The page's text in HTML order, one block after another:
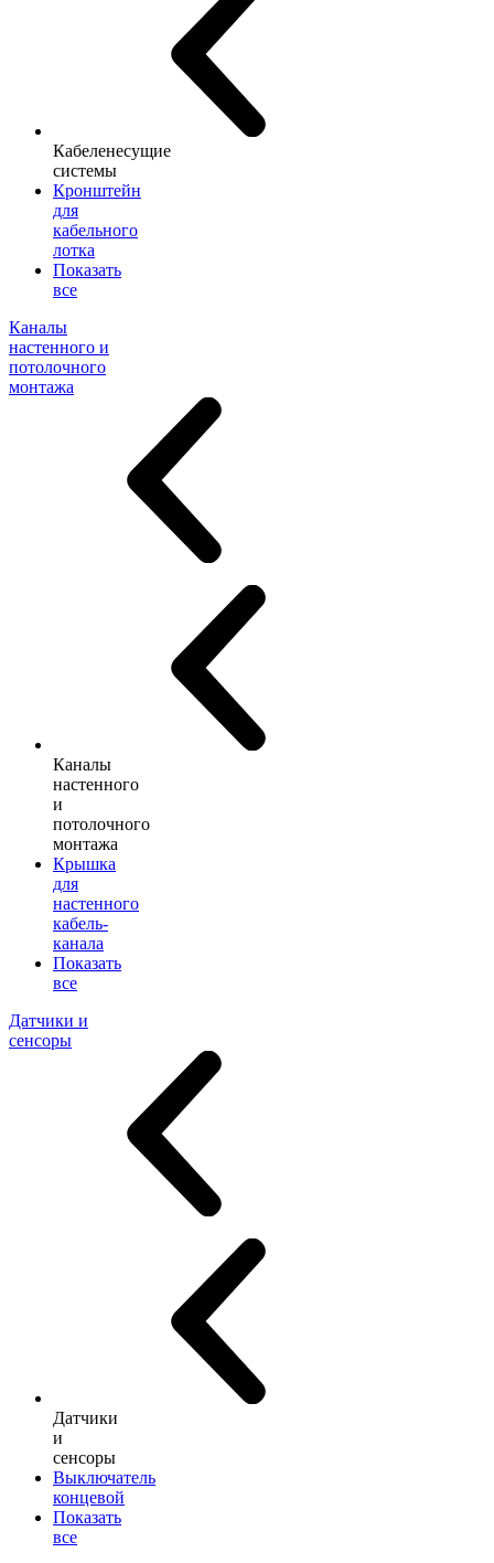
Кабеленесущие
системы
Кронштейн
для
кабельного
лотка
Показать
все
Каналы
настенного и
потолочного
монтажа
Каналы
настенного
и
потолочного
монтажа
Крышка
для
настенного
кабель-
канала
Показать
все
Датчики и
сенсоры
Датчики
и
сенсоры
Выключатель
концевой
Показать
все